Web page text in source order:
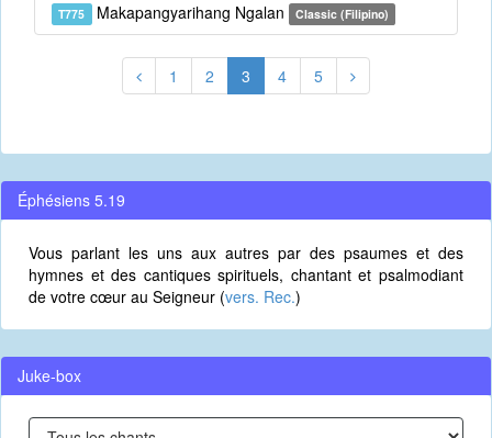
T775 Makapangyarihang Ngalan Classic (Filipino)
1 2 3 4 5
Éphésiens 5.19
Vous parlant les uns aux autres par des psaumes et des
hymnes et des cantiques spirituels, chantant et psalmodiant
de votre cœur au Seigneur (vers. Rec.)
Juke-box